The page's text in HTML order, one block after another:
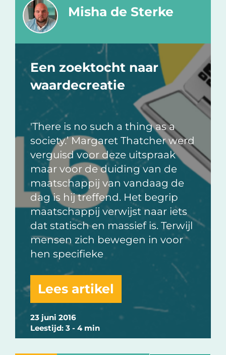
23 juni 2016
Leestijd: 3 - 4 min
Misha de Sterke
Een zoektocht naar
waardecreatie
'There is no such a thing as a
society.’ Margaret Thatcher werd
verguisd voor deze uitspraak
maar voor de duiding van de
maatschappij van vandaag de
dag is hij treffend. Het begrip
maatschappij verwijst naar iets
dat statisch en massief is. Terwijl
mensen zich bewegen in voor
hen specifieke
Lees artikel